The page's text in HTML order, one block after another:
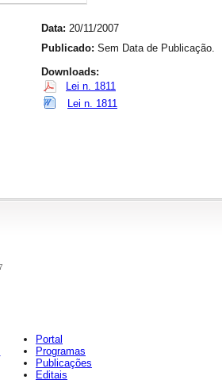
Data: 20/11/2007
Publicado: Sem Data de Publicação.
Downloads:
Lei n. 1811
Lei n. 1811
Portal
Programas
Publicações
Editais